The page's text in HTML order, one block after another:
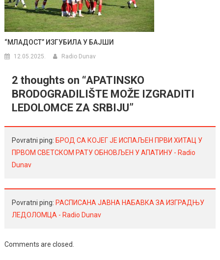
“МЛАДОСТ” ИЗГУБИЛА У БАЈШИ
12.05.2025. Radio Dunav
2 thoughts on “APATINSKO
BRODOGRADILIŠTE MOŽE IZGRADITI
LEDOLOMCE ZA SRBIJU”
Povratni ping: БРОД СА КОЈЕГ ЈЕ ИСПАЉЕН ПРВИ ХИТАЦ У
ПРВОМ СВЕТСКОМ РАТУ ОБНОВЉЕН У АПАТИНУ - Radio
Dunav
Povratni ping: РАСПИСАНА ЈАВНА НАБАВКА ЗА ИЗГРАДЊУ
ЛЕДОЛОМЦА - Radio Dunav
Comments are closed.